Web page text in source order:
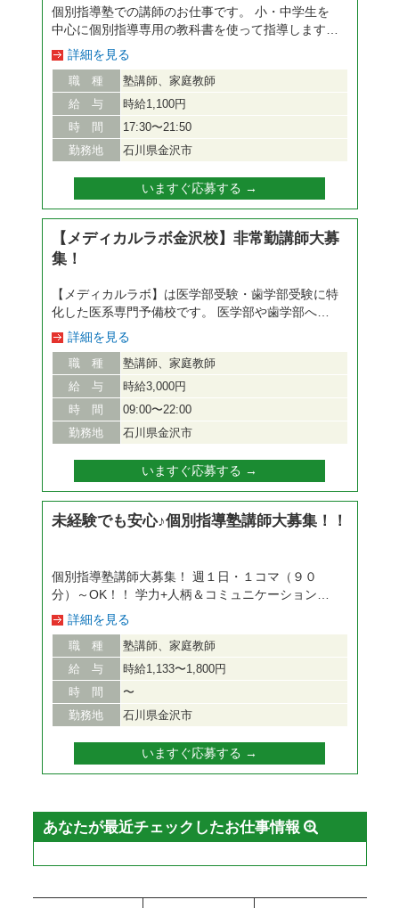
個別指導塾での講師のお仕事です。 小・中学生を
中心に個別指導専用の教科書を使って指導します。
担当は最大3人、基本は1対1での授業です。 個別指
導専用のテキストを用いて学習指導を行いますの
で、塾講師が初めてという方もご安心下さい！ 勉
強内容を忘れてしまった方でも教えながら徐々に思
い出していくことが出来ますよ♪ シフトは週ごとに
更新＆毎週変更OKなので急な予定も問題なし♪ 週1
日～勤務可能なので、無理なく続けられる環境です
で、お気軽にご相談して下さいね！ ◆シフト・勤
務時間について◆ 授業の時間は （1） 17：30～
21：50 となります。 ※土曜日のみ16：00～17：
20の授業が有ります。 【夏期・冬期・春期講習時
20 （B） 14：30-15：50 授業は80分(1コ
マ）から担当出来ます。週1日以上、1日1コマ以上
お願いします。 シフトは自己申告制なので、勤務
出来る日を毎週教えて下さい☆
詳細を見る
職 種
塾講師、家庭教師
給 与
時給1,100円
時 間
17:30〜21:50
勤務地
石川県金沢市
いますぐ応募する →
【メディカルラボ金沢校】非常勤講師大募
集！
【メディカルラボ】は医学部受験・歯学部受験に特
化した医系専門予備校です。 医学部や歯学部へ進
学希望の学生（高校1年生～高卒生）を対象に、希
望する科目を1対1の授業で担当して頂きます。 ◆
現在の募集科目◆ 英語・数学・物理・化学・生
物・国語 ●コマ数・勤務日・勤務時間は、あなたが
決めます● フリーの非常勤講師だからこそ、授業時
間は自由。 あなたの都合の良い時間・曜日に合わ
せて、勤務日を決めることができます。 「週3日で
す」 と言った講師も居ますよ！ ●あなたの仕事
は、生徒に親身になって授業を行うだけ● 授業に関
無い！ということも・・・ しかし非常勤講師な
物を用意」 といった業務はすべて校舎の運営スタ
ッフが担当いたします。 授業に専念できる環境
で、生徒の夢を叶えてください♪ ◆給与・待遇◆
【給与】 ・1コマ（100分）5,000円～ ●月収例 ・
39歳、経験2年 24万円＝1コマ5,000円×週12コマ
×4週 ・50歳、経験5年 50万4,000円＝1コマ7,000
円×週18コマ×4週 【待遇】 ・交通費実費支給 （車
通勤の場合、駐車場は自己手配・負担になりま
す）
詳細を見る
職 種
塾講師、家庭教師
給 与
時給3,000円
時 間
09:00〜22:00
勤務地
石川県金沢市
いますぐ応募する →
未経験でも安心♪個別指導塾講師大募集！！
個別指導塾講師大募集！ 週１日・１コマ（９０
分）～OK！！ 学力+人柄＆コミュニケーション力
重視！ ☆仕事内容☆ 基本的には中学３年生の高校
受験対策（1教科～）を主に指導をお任せします。
１回９０分の授業で３名までの生徒さんを専用テキ
ストとプログラムに沿って教えていきます。 解き
方の解説がついたテキストを使う授業なので、未経
験の方でも研修を受ければきちんとプロ指導ができ
ます！ 採用から授業デビューまでの１ヶ月間は自
指導可能な教科、学力に応じた生徒さんを担当して
頂くのでご安心くださいね♪ 【入社１ヶ月間・デビ
説明 ☆待遇☆ 昇給あり 有給休暇 車通勤OK 交通費
支給（5,000円/月まで） 労災
詳細を見る
職 種
塾講師、家庭教師
給 与
時給1,133〜1,800円
時 間
〜
勤務地
石川県金沢市
いますぐ応募する →
あなたが最近チェックしたお仕事情報